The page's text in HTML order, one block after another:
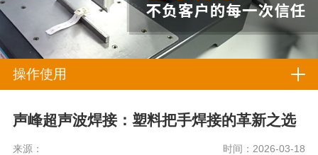
操作使用
声峰超声波焊接：塑料把手焊接的革新之选
来源： 时间：2026-03-18